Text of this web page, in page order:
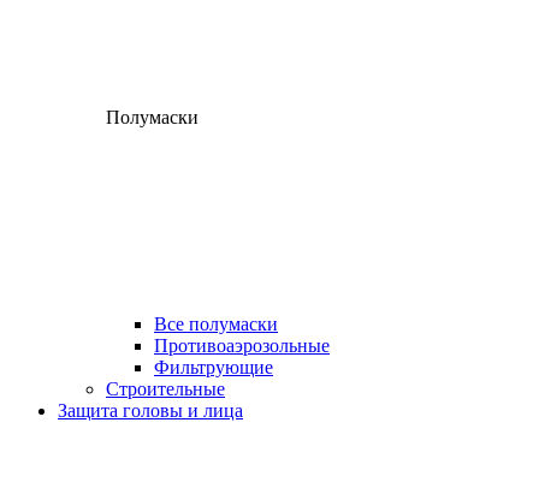
Полумаски
Все полумаски
Противоаэрозольные
Фильтрующие
Строительные
Защита головы и лица